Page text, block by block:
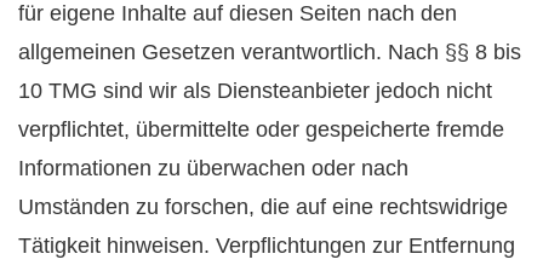
für eigene Inhalte auf diesen Seiten nach den
allgemeinen Gesetzen verantwortlich. Nach §§ 8 bis
10 TMG sind wir als Diensteanbieter jedoch nicht
verpflichtet, übermittelte oder gespeicherte fremde
Informationen zu überwachen oder nach
Umständen zu forschen, die auf eine rechtswidrige
Tätigkeit hinweisen. Verpflichtungen zur Entfernung